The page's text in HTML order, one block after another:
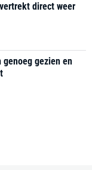
direct weer
gezien en